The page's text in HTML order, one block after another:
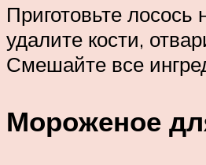
Приготовьте лосось
удалите кости,
Смешайте все
Мороженое